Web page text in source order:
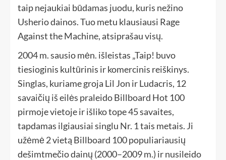
taip nejaukiai būdamas juodu, kuris nežino
Usherio dainos. Tuo metu klausiausi Rage
Against the Machine, atsiprašau visų.
2004 m. sausio mėn. išleistas „Taip! buvo
tiesioginis kultūrinis ir komercinis reiškinys.
Singlas, kuriame groja Lil Jon ir Ludacris, 12
savaičių iš eilės praleido Billboard Hot 100
pirmoje vietoje ir išliko tope 45 savaites,
tapdamas ilgiausiai singlu Nr. 1 tais metais. Ji
užėmė 2 vietą Billboard 100 populiariausių
dešimtmečio dainų (2000–2009 m.) ir nusileido